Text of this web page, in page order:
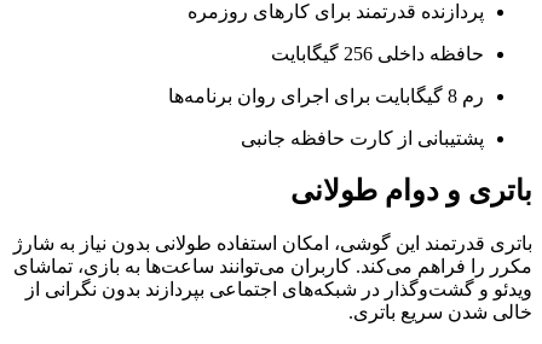
پردازنده قدرتمند برای کارهای روزمره
حافظه داخلی 256 گیگابایت
رم 8 گیگابایت برای اجرای روان برنامه‌ها
پشتیبانی از کارت حافظه جانبی
باتری و دوام طولانی
باتری قدرتمند این گوشی، امکان استفاده طولانی بدون نیاز به شارژ
مکرر را فراهم می‌کند. کاربران می‌توانند ساعت‌ها به بازی، تماشای
ویدئو و گشت‌وگذار در شبکه‌های اجتماعی بپردازند بدون نگرانی از
خالی شدن سریع باتری.